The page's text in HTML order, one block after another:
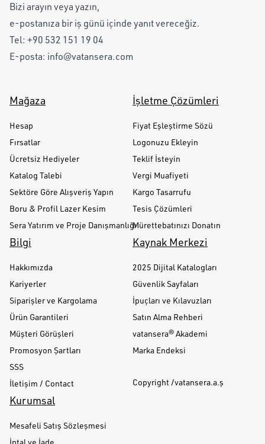
Bizi arayın veya yazın,
e-postanıza bir iş günü içinde yanıt vereceğiz.
Tel: +90 532 151 19 04
E-posta: info@vatansera.com
Mağaza
Hesap
Fırsatlar
Ücretsiz Hediyeler
Katalog Talebi
Sektöre Göre Alışveriş Yapın
Boru & Profil Lazer Kesim
Sera Yatırım ve Proje Danışmanlığı
İşletme Çözümleri
Fiyat Eşleştirme Sözü
Logonuzu Ekleyin
Teklif İsteyin
Vergi Muafiyeti
Kargo Tasarrufu
Tesis Çözümleri
Mürettebatınızı Donatın
Bilgi
Hakkımızda
Kariyerler
Siparişler ve Kargolama
Ürün Garantileri
Müşteri Görüşleri
Promosyon Şartları
SSS
İletişim / Contact
Kaynak Merkezi
2025 Dijital Katalogları
Güvenlik Sayfaları
İpuçları ve Kılavuzları
Satın Alma Rehberi
vatansera® Akademi
Marka Endeksi
Copyright /vatansera.a.ş
Kurumsal
Mesafeli Satış Sözleşmesi
İptal ve İade